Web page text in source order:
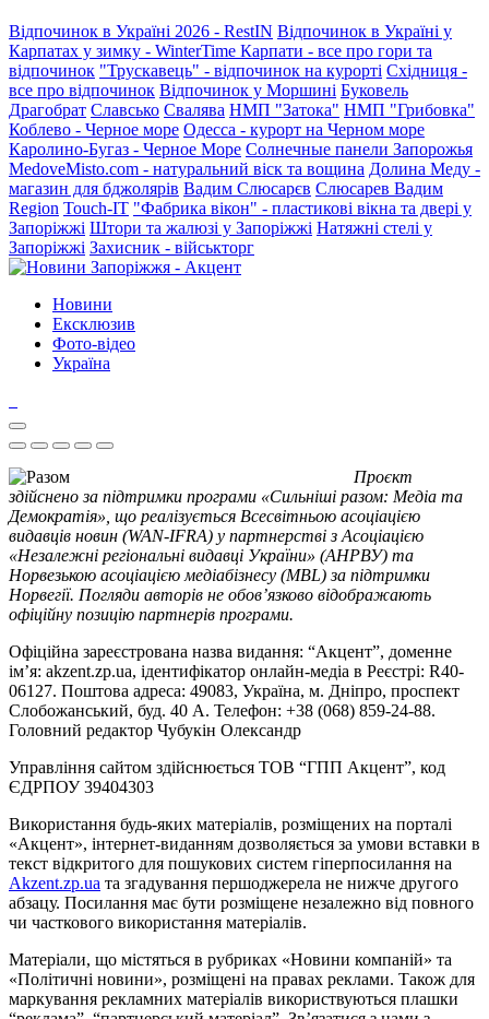
Відпочинок в Україні 2026 - RestIN Відпочинок в Україні у
Карпатах у зимку - WinterTime Карпати - все про гори та
відпочинок "Трускавець" - відпочинок на курорті Східниця -
все про відпочинок Відпочинок у Моршині Буковель
Драгобрат Славсько Свалява НМП "Затока" НМП "Грибовка"
Коблево - Черное море Одесса - курорт на Черном море
Каролино-Бугаз - Черное Море Солнечные панели Запорожья
MedoveMisto.com - натуральний віск та вощина Долина Меду -
магазин для бджолярів Вадим Слюсарєв Слюсарев Вадим
Region Touch-IT "Фабрика вікон" - пластикові вікна та двері у
Запоріжжі Штори та жалюзі у Запоріжжі Натяжні стелі у
Запоріжжі Захисник - військторг
Новини
Ексклюзив
Фото-відео
Україна
Проєкт
здійснено за підтримки програми «Сильніші разом: Медіа та
Демократія», що реалізується Всесвітньою асоціацією
видавців новин (WAN-IFRA) у партнерстві з Асоціацією
«Незалежні регіональні видавці України» (АНРВУ) та
Норвезькою асоціацією медіабізнесу (MBL) за підтримки
Норвегії. Погляди авторів не обов’язково відображають
офіційну позицію партнерів програми.
Офіційна зареєстрована назва видання: “Акцент”, доменне
ім’я: akzent.zp.ua, ідентифікатор онлайн-медіа в Реєстрі: R40-
06127. Поштова адреса: 49083, Україна, м. Дніпро, проспект
Слобожанський, буд. 40 А. Телефон: +38 (068) 859-24-88.
Головний редактор Чубукін Олександр
Управління сайтом здійснюється ТОВ “ГПП Акцент”, код
ЄДРПОУ 39404303
Використання будь-яких матеріалів, розміщених на порталі
«Акцент», інтернет-виданням дозволяється за умови вставки в
текст відкритого для пошукових систем гіперпосилання на
Akzent.zp.ua та згадування першоджерела не нижче другого
абзацу. Посилання має бути розміщене незалежно від повного
чи часткового використання матеріалів.
Матеріали, що містяться в рубриках «Новини компаній» та
«Політичні новини», розміщені на правах реклами. Також для
маркування рекламних матеріалів використвуються плашки